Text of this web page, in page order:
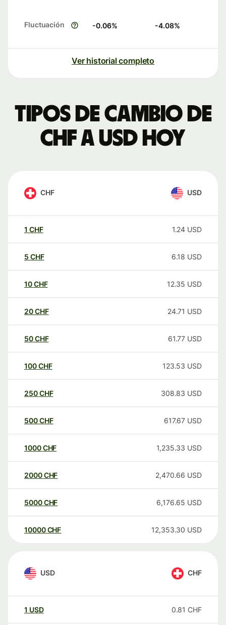
Fluctuación -0.06% -4.08%
Ver historial completo
Tipos de cambio de
CHF a USD hoy
CHF USD
1 CHF 1.24 USD
5 CHF 6.18 USD
10CHF 12.35 USD
20CHF 24.71 USD
50CHF 61.77 USD
100CHF 123.53 USD
250CHF 308.83 USD
500CHF 617.67 USD
1000CHF 1,235.33 USD
2000CHF 2,470.66 USD
5000CHF 6,176.65 USD
10000 CHF 12,353.30 USD
USD CHF
1 USD 0.81 CHF